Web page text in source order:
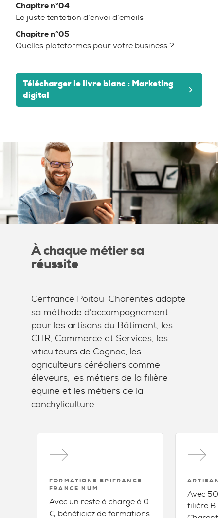
Chapitre n°04
La juste tentation d’envoi d’emails
Chapitre n°05
Quelles plateformes pour votre business ?
Télécharger le livre blanc : Marketing
digital
À chaque métier sa
réussite
Cerfrance Poitou-Charentes adapte
sa méthode d'accompagnement
pour les artisans du Bâtiment, les
CHR, Commerce et Services, les
viticulteurs de Cognac, les
agriculteurs céréaliers comme
éleveurs, les métiers de la filière
équine et les métiers de la
conchyliculture.
FORMATIONS BPIFRANCE
FRANCE NUM
Avec un reste à charge à 0
€, bénéficiez de formations
Avec
filière